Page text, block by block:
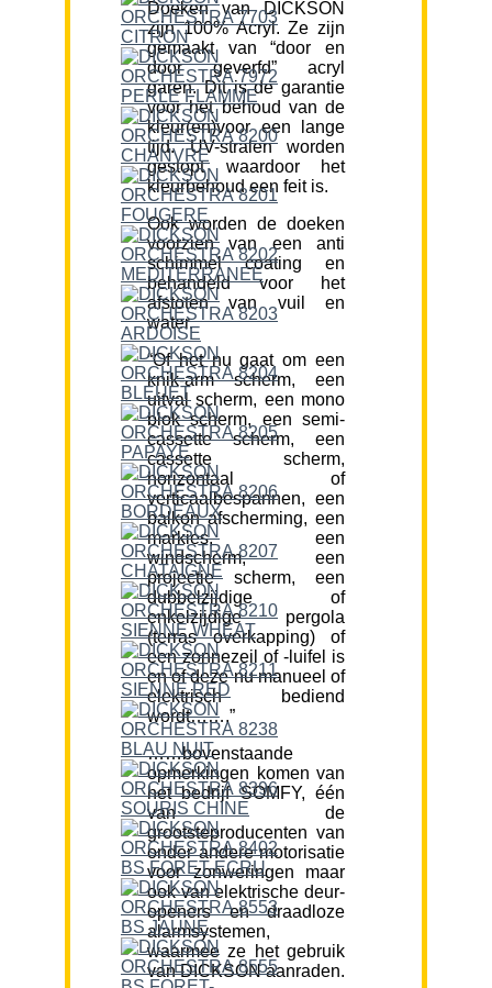
Doeken van DICKSON
zijn 100% Acryl. Ze zijn
gemaakt van “door en
door geverfd” acryl
garen. Dit is de garantie
voor het behoud van de
kleur(en)voor een lange
tijd. UV-stralen worden
gestopt waardoor het
kleurbehoud een feit is.
Ook worden de doeken
voorzien van een anti
schimmel coating en
behandeld voor het
afstoten van vuil en
water.
“Of het nu gaat om een
knik-arm scherm, een
uitval scherm, een mono
blok scherm, een semi-
cassette scherm, een
cassette scherm,
horizontaal of
verticaalbespannen, een
balkon afscherming, een
markies, een
windscherm, een
projectie scherm, een
dubbelzijdige of
enkelzijdige pergola
(terras overkapping) of
een zonnezeil of -luifel is
en of deze nu manueel of
elektrisch bediend
wordt…….”
……bovenstaande
opmerkingen komen van
het bedrijf SOMFY, één
van de
grootsteproducenten van
onder andere motorisatie
voor zonweringen maar
ook van elektrische deur-
openers en draadloze
alarmsystemen,
waarmee ze het gebruik
van DICKSON aanraden.